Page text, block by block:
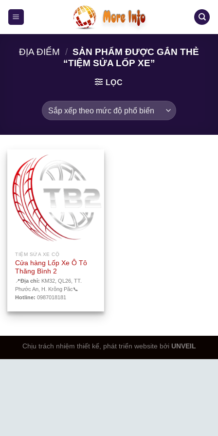
ĐỊA ĐIỂM / SẢN PHẨM ĐƯỢC GẮN THẺ
“TIỆM SỬA LỐP XE”
LỌC
TIỆM SỬA XE CỘ
Cửa hàng Lốp Xe Ô Tô
Thăng Bình 2
📍Địa chỉ: KM32, QL26, TT.
Phước An, H. Krông Păc📞
Hotline: 0987018181
Chịu trách nhiệm thiết kế, phát triển website bởi UNVEIL